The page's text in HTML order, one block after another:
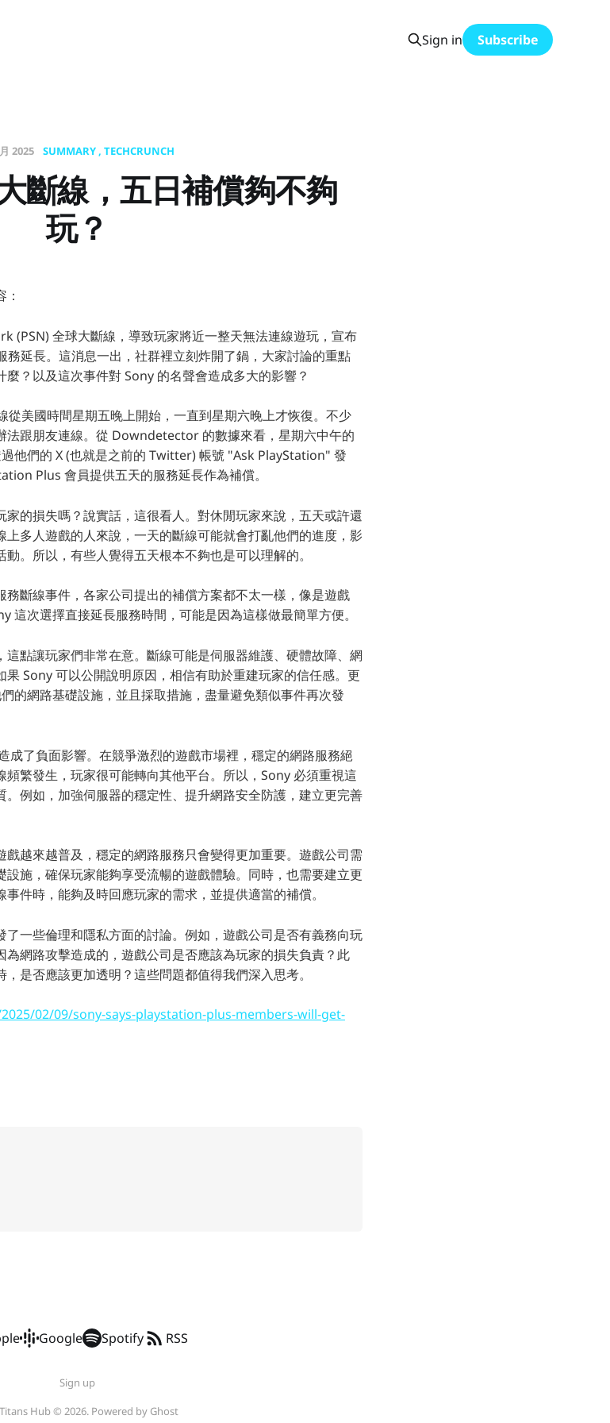
Sign in Subscribe
2025 SUMMARY TECHCRUNCH
斷線，五日補償夠不夠
玩？
(PSN) 全球大斷線，導致玩家將近一整天無法連線遊玩，宣布
延長。這消息一出，社群裡立刻炸開了鍋，大家討論的重點
？以及這次事件對 Sony 的名聲會造成多大的影響？
美國時間星期五晚上開始，一直到星期六晚上才恢復。不少
法跟朋友連線。從 Downdetector 的數據來看，星期六中午的
他們的 X (也就是之前的 Twitter) 帳號 "Ask PlayStation" 發
Plus 會員提供五天的服務延長作為補償。
的損失嗎？說實話，這很看人。對休閒玩家來說，五天或許還
多人遊戲的人來說，一天的斷線可能就會打亂他們的進度，影
。所以，有些人覺得五天根本不夠也是可以理解的。
斷線事件，各家公司提出的補償方案都不太一樣，像是遊戲
這次選擇直接延長服務時間，可能是因為這樣做最簡單方便。
點讓玩家們非常在意。斷線可能是伺服器維護、硬體故障、網
Sony 可以公開說明原因，相信有助於重建玩家的信任感。更
的網路基礎設施，並且採取措施，盡量避免類似事件再次發
成了負面影響。在競爭激烈的遊戲市場裡，穩定的網路服務絕
繁發生，玩家很可能轉向其他平台。所以，Sony 必須重視這
例如，加強伺服器的穩定性、提升網路安全防護，建立更完善
越來越普及，穩定的網路服務只會變得更加重要。遊戲公司需
施，確保玩家能夠享受流暢的遊戲體驗。同時，也需要建立更
件時，能夠及時回應玩家的需求，並提供適當的補償。
一些倫理和隱私方面的討論。例如，遊戲公司是否有義務向玩
網路攻擊造成的，遊戲公司是否應該為玩家的損失負責？此
是否應該更加透明？這些問題都值得我們深入思考。
02/09/sony-says-playstation-plus-members-will-get-
Google Spotify RSS
Sign up
Hub © 2026. Powered by Ghost